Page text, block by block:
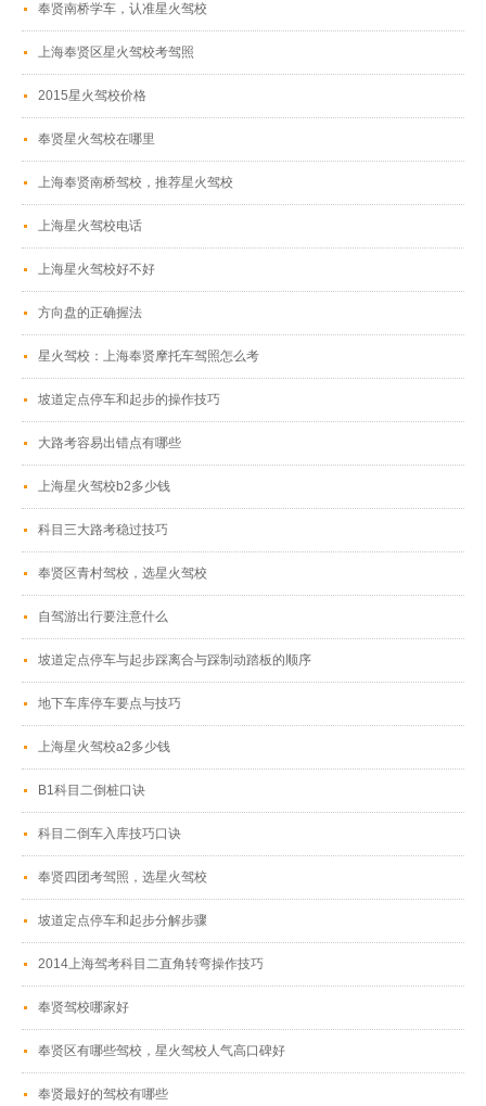
奉贤南桥学车，认准星火驾校
上海奉贤区星火驾校考驾照
2015星火驾校价格
奉贤星火驾校在哪里
上海奉贤南桥驾校，推荐星火驾校
上海星火驾校电话
上海星火驾校好不好
方向盘的正确握法
星火驾校：上海奉贤摩托车驾照怎么考
坡道定点停车和起步的操作技巧
大路考容易出错点有哪些
上海星火驾校b2多少钱
科目三大路考稳过技巧
奉贤区青村驾校，选星火驾校
自驾游出行要注意什么
坡道定点停车与起步踩离合与踩制动踏板的顺序
地下车库停车要点与技巧
上海星火驾校a2多少钱
B1科目二倒桩口诀
科目二倒车入库技巧口诀
奉贤四团考驾照，选星火驾校
坡道定点停车和起步分解步骤
2014上海驾考科目二直角转弯操作技巧
奉贤驾校哪家好
奉贤区有哪些驾校，星火驾校人气高口碑好
奉贤最好的驾校有哪些